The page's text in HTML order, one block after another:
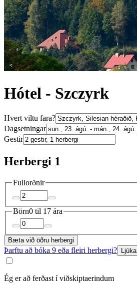
Hótel - Szczyrk
Hvert viltu fara?
Dagsetningar
Gestir
Herbergi 1
Fullorðnir
Börn0 til 17 ára
Bæta við öðru herbergi
Þarftu að bóka 9 eða fleiri herbergi? Ljúka
Ég er að ferðast í viðskiptaerindum